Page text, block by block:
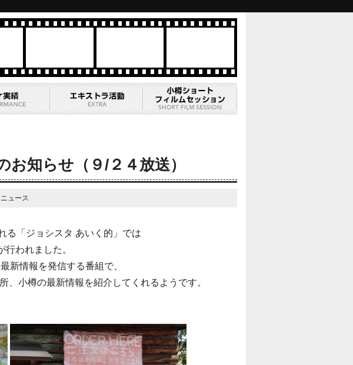
知らせ（９/２４放送）
ュース
る「ジョシスタ あいく的」では
われました。
新情報を発信する番組で、
、小樽の最新情報を紹介してくれるようです。